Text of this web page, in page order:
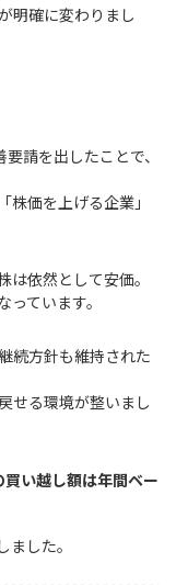
明確に変わりまし
請を出したことで、
価を上げる企業」
依然として安価。
ています。
続方針も維持された
せる環境が整いまし
い越し額は年間ベー
した。